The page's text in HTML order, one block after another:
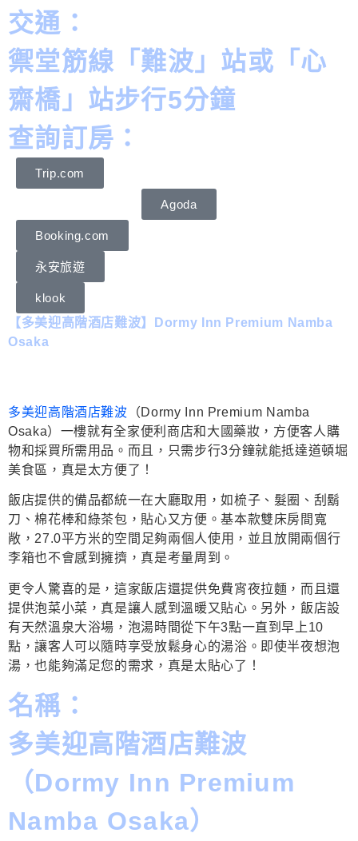
交通：
禦堂筋線「難波」站或「心
齋橋」站步行5分鐘
查詢訂房：
Trip.com
Agoda
Booking.com
永安旅遊
klook
【多美迎高階酒店難波】Dormy Inn Premium Namba
Osaka
多美迎高階酒店難波 （Dormy Inn Premium Namba
Osaka）一樓就有全家便利商店和大國藥妝，方便客人購
物和採買所需用品。而且，只需步行3分鐘就能抵達道頓堀
美食區，真是太方便了！
飯店提供的備品都統一在大廳取用，如梳子、髮圈、刮鬍
刀、棉花棒和綠茶包，貼心又方便。基本款雙床房間寬
敞，27.0平方米的空間足夠兩個人使用，並且放開兩個行
李箱也不會感到擁擠，真是考量周到。
更令人驚喜的是，這家飯店還提供免費宵夜拉麵，而且還
提供泡菜小菜，真是讓人感到溫暖又貼心。另外，飯店設
有天然溫泉大浴場，泡湯時間從下午3點一直到早上10
點，讓客人可以隨時享受放鬆身心的湯浴。即使半夜想泡
湯，也能夠滿足您的需求，真是太貼心了！
名稱：
多美迎高階酒店難波
（Dormy Inn Premium
Namba Osaka）